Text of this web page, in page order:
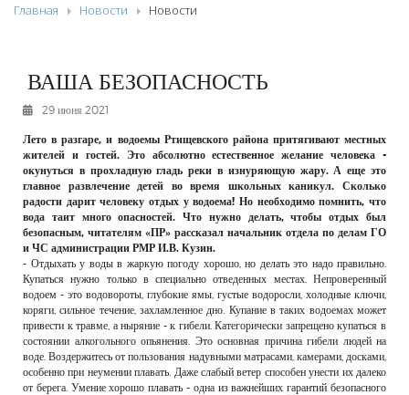
НОВОСТИ
К СВЕДЕНИЮ
РЕКЛАМОДАТЕЛЯМ
ОБЪЯВЛЕНИЯ
КОНТАКТЫ
Главная Новости Новости
ВАША БЕЗОПАСНОСТЬ
29 июня 2021
Лето в разгаре, и водоемы Ртищевского района притягивают местных
жителей и гостей. Это абсолютно естественное желание человека -
окунуться в прохладную гладь реки в изнуряющую жару. А еще это
главное развлечение детей во время школьных каникул. Сколько
радости дарит человеку отдых у водоема! Но необходимо помнить, что
вода таит много опасностей. Что нужно делать, чтобы отдых был
безопасным, читателям «ПР» рассказал начальник отдела по делам ГО
и ЧС администрации РМР И.В. Кузин.
- Отдыхать у воды в жаркую погоду хорошо, но делать это надо правильно.
Купаться нужно только в специально отведенных местах. Непроверенный
водоем - это водовороты, глубокие ямы, густые водоросли, холодные ключи,
коряги, сильное течение, захламленное дно. Купание в таких водоемах может
привести к травме, а ныряние - к гибели. Категорически запрещено купаться в
состоянии алкогольного опьянения. Это основная причина гибели людей на
воде. Воздержитесь от пользования надувными матрасами, камерами, досками,
особенно при неумении плавать. Даже слабый ветер способен унести их далеко
от берега. Умение хорошо плавать - одна из важнейших гарантий безопасного